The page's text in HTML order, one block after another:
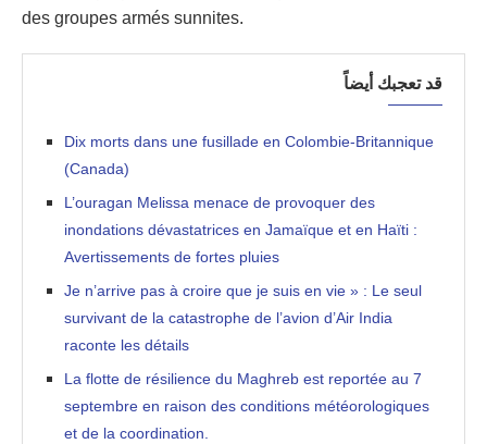
des groupes armés sunnites.
قد تعجبك أيضاً
Dix morts dans une fusillade en Colombie-Britannique
(Canada)
L’ouragan Melissa menace de provoquer des
inondations dévastatrices en Jamaïque et en Haïti :
Avertissements de fortes pluies
Je n’arrive pas à croire que je suis en vie » : Le seul
survivant de la catastrophe de l’avion d’Air India
raconte les détails
La flotte de résilience du Maghreb est reportée au 7
septembre en raison des conditions météorologiques
et de la coordination.